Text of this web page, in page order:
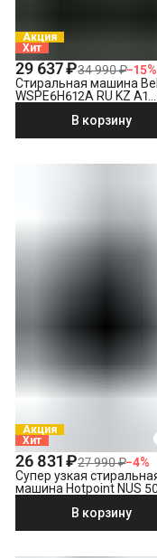
Демонтаж
Утилизация
Акция
Хит
29 637 ₽34 990 ₽−15%
Стиральная машина
WSPE6H612A RU KZ A1
В корзину
Акция
Хит
26 831 ₽27 990 ₽−4%
Супер узкая
машина Hotpoint NUS
В корзину